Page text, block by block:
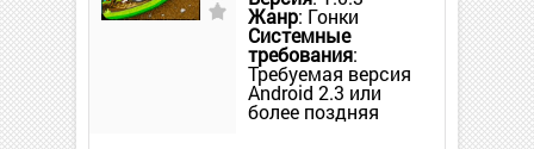
Жанр: Гонки
Системные
требования:
Требуемая версия
Android 2.3 или
более поздняя